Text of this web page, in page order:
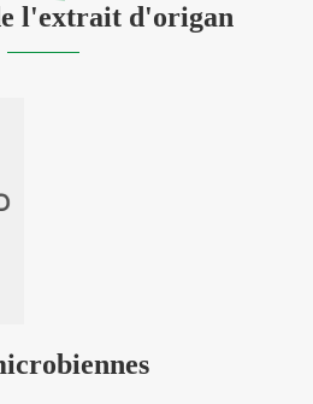
l'extrait d'origan